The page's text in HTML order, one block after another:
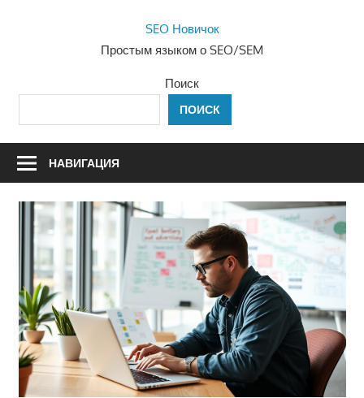
SEO Новичок
Простым языком о SEO/SEM
Поиск
ПОИСК
НАВИГАЦИЯ